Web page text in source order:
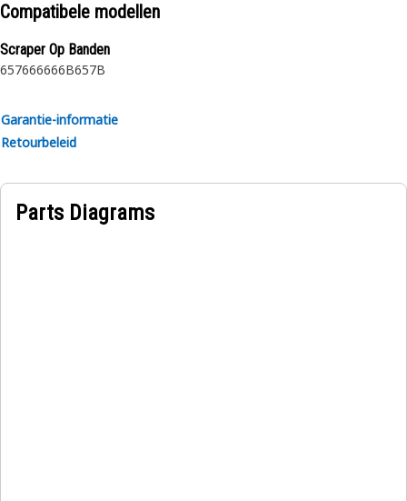
Compatibele modellen
Scraper Op Banden
657666666B657B
Garantie-informatie
Retourbeleid
Parts Diagrams